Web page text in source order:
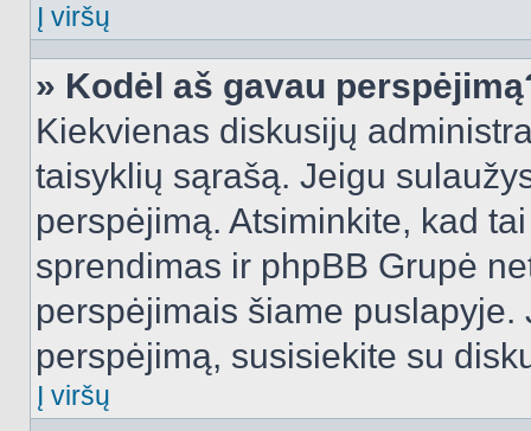
Į viršų
» Kodėl aš gavau
Kiekvienas diskusijų
taisyklių sąrašą. Jeigu
perspėjimą. Atsiminkite, kad
sprendimas ir phpBB Grupė
perspėjimais šiame
perspėjimą, susisiekite su
Į viršų